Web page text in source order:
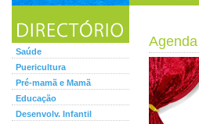
Saúde
Puericultura
Pré-mamã e Mamã
Educação
Desenvolv. Infantil
Agenda